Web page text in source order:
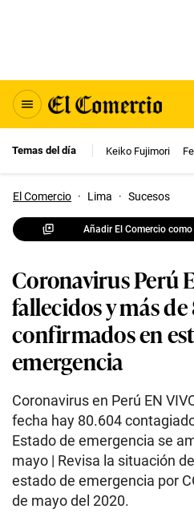
Temas del día Keiko Fujimori
El Comercio · Lima · Sucesos
Añadir El Comercio
Coronavirus Perú
fallecidos y más
confirmados en
emergencia
Coronavirus en Perú EN
fecha hay 80.604
Estado de emergencia se
mayo | Revisa la situación
estado de emergencia por
de mayo del 2020.